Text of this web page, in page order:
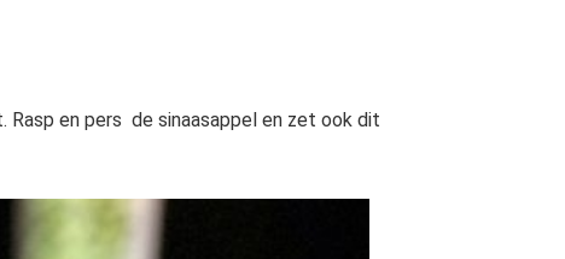
en pers de sinaasappel en zet ook dit